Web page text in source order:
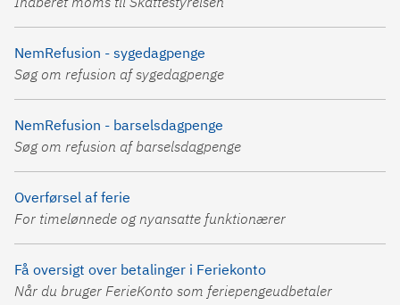
NemRefusion - sygedagpenge
Søg om refusion af sygedagpenge
NemRefusion - barselsdagpenge
Søg om refusion af barselsdagpenge
Overførsel af ferie
For timelønnede og nyansatte funktionærer
Få oversigt over betalinger i Feriekonto
Når du bruger FerieKonto som feriepengeudbetaler